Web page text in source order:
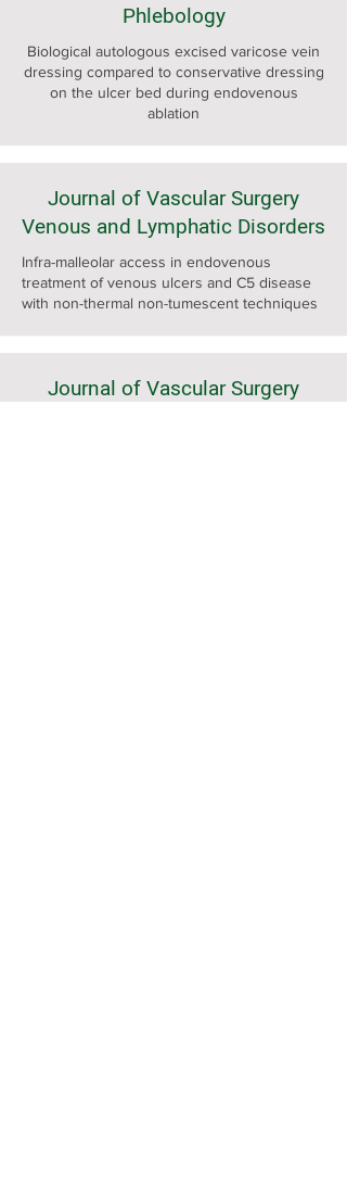
Phlebology
Biological autologous excised varicose vein
dressing compared to conservative dressing
on the ulcer bed during endovenous
ablation
Journal of Vascular Surgery
Venous and Lymphatic Disorders
Infra-malleolar access in endovenous
treatment of venous ulcers and C5 disease
with non-thermal non-tumescent techniques
Journal of Vascular Surgery